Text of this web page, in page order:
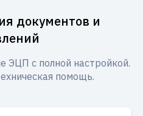
документов и
ЭЦП с полной настройкой.
помощь.